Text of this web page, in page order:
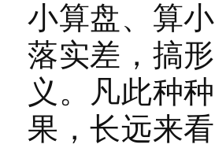
小算盘、算
落实差，搞
义。凡此种
果，长远来